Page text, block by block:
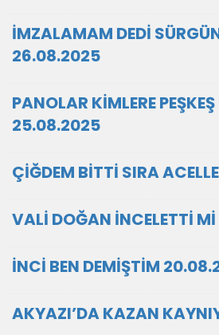
İMZALAMAM DEDİ
26.08.2025
PANOLAR KİMLERE
25.08.2025
ÇİĞDEM BİTTİ SIRA
VALİ DOĞAN İNCELETTİ
İNCİ BEN DEMİŞTİM
AKYAZI’DA KAZAN